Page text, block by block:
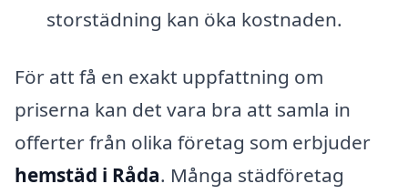
storstädning kan öka kostnaden.
För att få en exakt uppfattning om
priserna kan det vara bra att samla in
offerter från olika företag som erbjuder
hemstäd i Råda. Många städföretag